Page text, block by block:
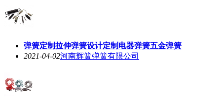
弹簧定制拉伸弹簧设计定制电器弹簧五金弹簧
2021-04-02河南辉簧弹簧有限公司